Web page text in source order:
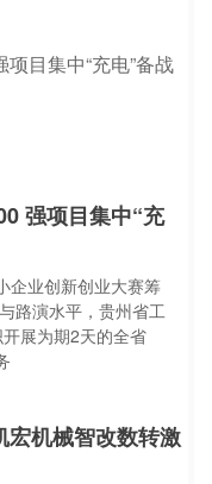
强项目集中“充
企业创新创业大赛筹
路演水平，贵州省工
展为期2天的全省
宏机械智改数转激